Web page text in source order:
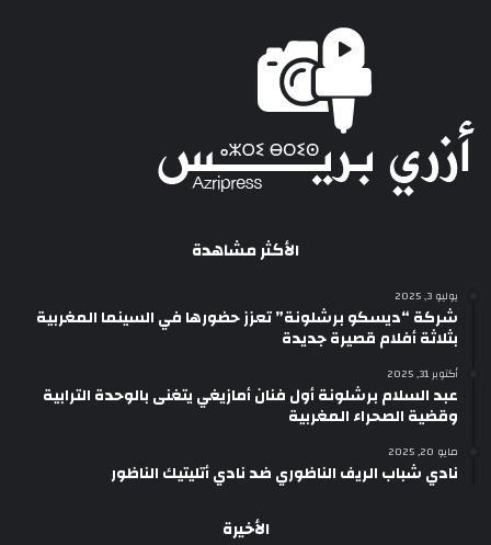
الأكثر مشاهدة
يوليو 3, 2025
شركة “ديسكو برشلونة” تعزز حضورها في السينما المغربية
بثلاثة أفلام قصيرة جديدة
أكتوبر 31, 2025
عبد السلام برشلونة أول فنان أمازيغي يتغنى بالوحدة الترابية
وقضية الصحراء المغربية
مايو 20, 2025
نادي شباب الريف الناظوري ضد نادي أتليتيك الناظور
الأخيرة